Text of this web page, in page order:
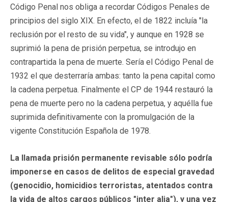
Código Penal nos obliga a recordar Códigos Penales de
principios del siglo XIX. En efecto, el de 1822 incluía "la
reclusión por el resto de su vida", y aunque en 1928 se
suprimió la pena de prisión perpetua, se introdujo en
contrapartida la pena de muerte. Sería el Código Penal de
1932 el que desterraría ambas: tanto la pena capital como
la cadena perpetua. Finalmente el CP de 1944 restauró la
pena de muerte pero no la cadena perpetua, y aquélla fue
suprimida definitivamente con la promulgación de la
vigente Constitución Española de 1978.
La llamada prisión permanente revisable sólo podría
imponerse en casos de delitos de especial gravedad
(genocidio, homicidios terroristas, atentados contra
la vida de altos cargos públicos "inter alia"), y una vez